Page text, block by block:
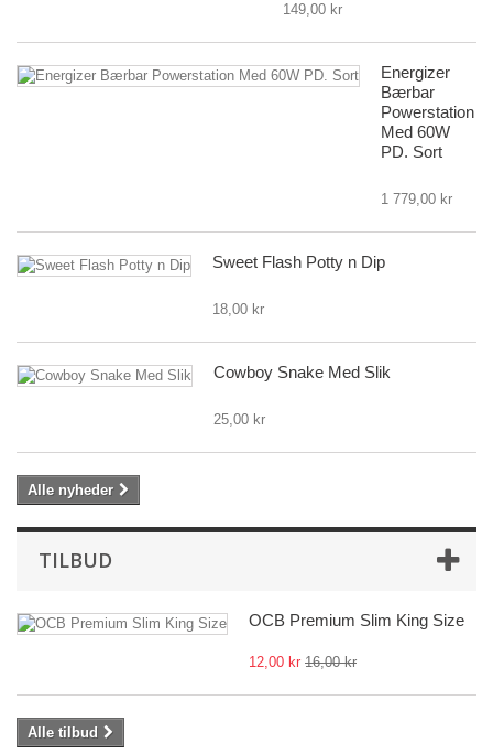
149,00 kr
Energizer
Bærbar
Powerstation
Med 60W
PD. Sort
1 779,00 kr
Sweet Flash Potty n Dip
18,00 kr
Cowboy Snake Med Slik
25,00 kr
Alle nyheder
TILBUD
OCB Premium Slim King Size
12,00 kr 16,00 kr
Alle tilbud